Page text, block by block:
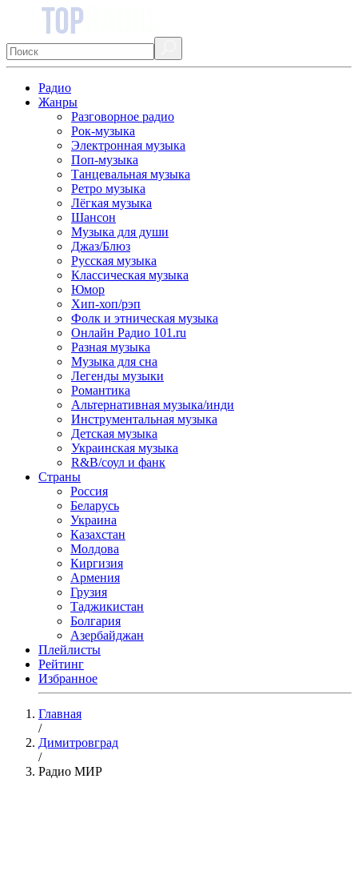
Радио
Жанры
Разговорное радио
Рок-музыка
Электронная музыка
Поп-музыка
Танцевальная музыка
Ретро музыка
Лёгкая музыка
Шансон
Музыка для души
Джаз/Блюз
Русская музыка
Классическая музыка
Юмор
Хип-хоп/рэп
Фолк и этническая музыка
Онлайн Радио 101.ru
Разная музыка
Музыка для сна
Легенды музыки
Романтика
Альтернативная музыка/инди
Инструментальная музыка
Детская музыка
Украинская музыка
R&B/cоул и фанк
Страны
Россия
Беларусь
Украина
Казахстан
Молдова
Киргизия
Армения
Грузия
Таджикистан
Болгария
Азербайджан
Плейлисты
Рейтинг
Избранное
Главная
/
Димитровград
/
Радио МИР